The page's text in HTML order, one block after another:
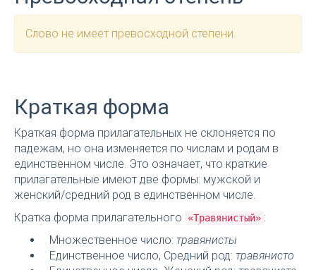
Слово не имеет превосходной степени.
Краткая форма
Краткая форма прилагательных не склоняется по
падежам, но она изменяется по числам и родам в
единственном числе. Это означает, что краткие
прилагательные имеют две формы: мужской и
женский/средний род в единственном числе.
Кратка форма прилагательного
«Травянистый» :
Множественное число: травянисты
Единственное число, Средний род: травянисто